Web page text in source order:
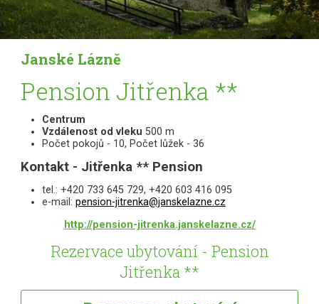
Janské Lázně
Pension Jitřenka **
Centrum
Vzdálenost od vleku 500 m
Počet pokojů - 10, Počet lůžek - 36
Kontakt - Jitřenka ** Pension
tel.: +420 733 645 729, +420 603 416 095
e-mail: pension-jitrenka@janskelazne.cz
http://pension-jitrenka.janskelazne.cz/
Rezervace ubytování - Pension
Jitřenka **